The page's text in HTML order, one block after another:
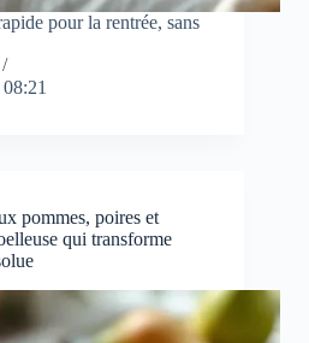
pour la rentrée, sans
pommes, poires et
qui transforme